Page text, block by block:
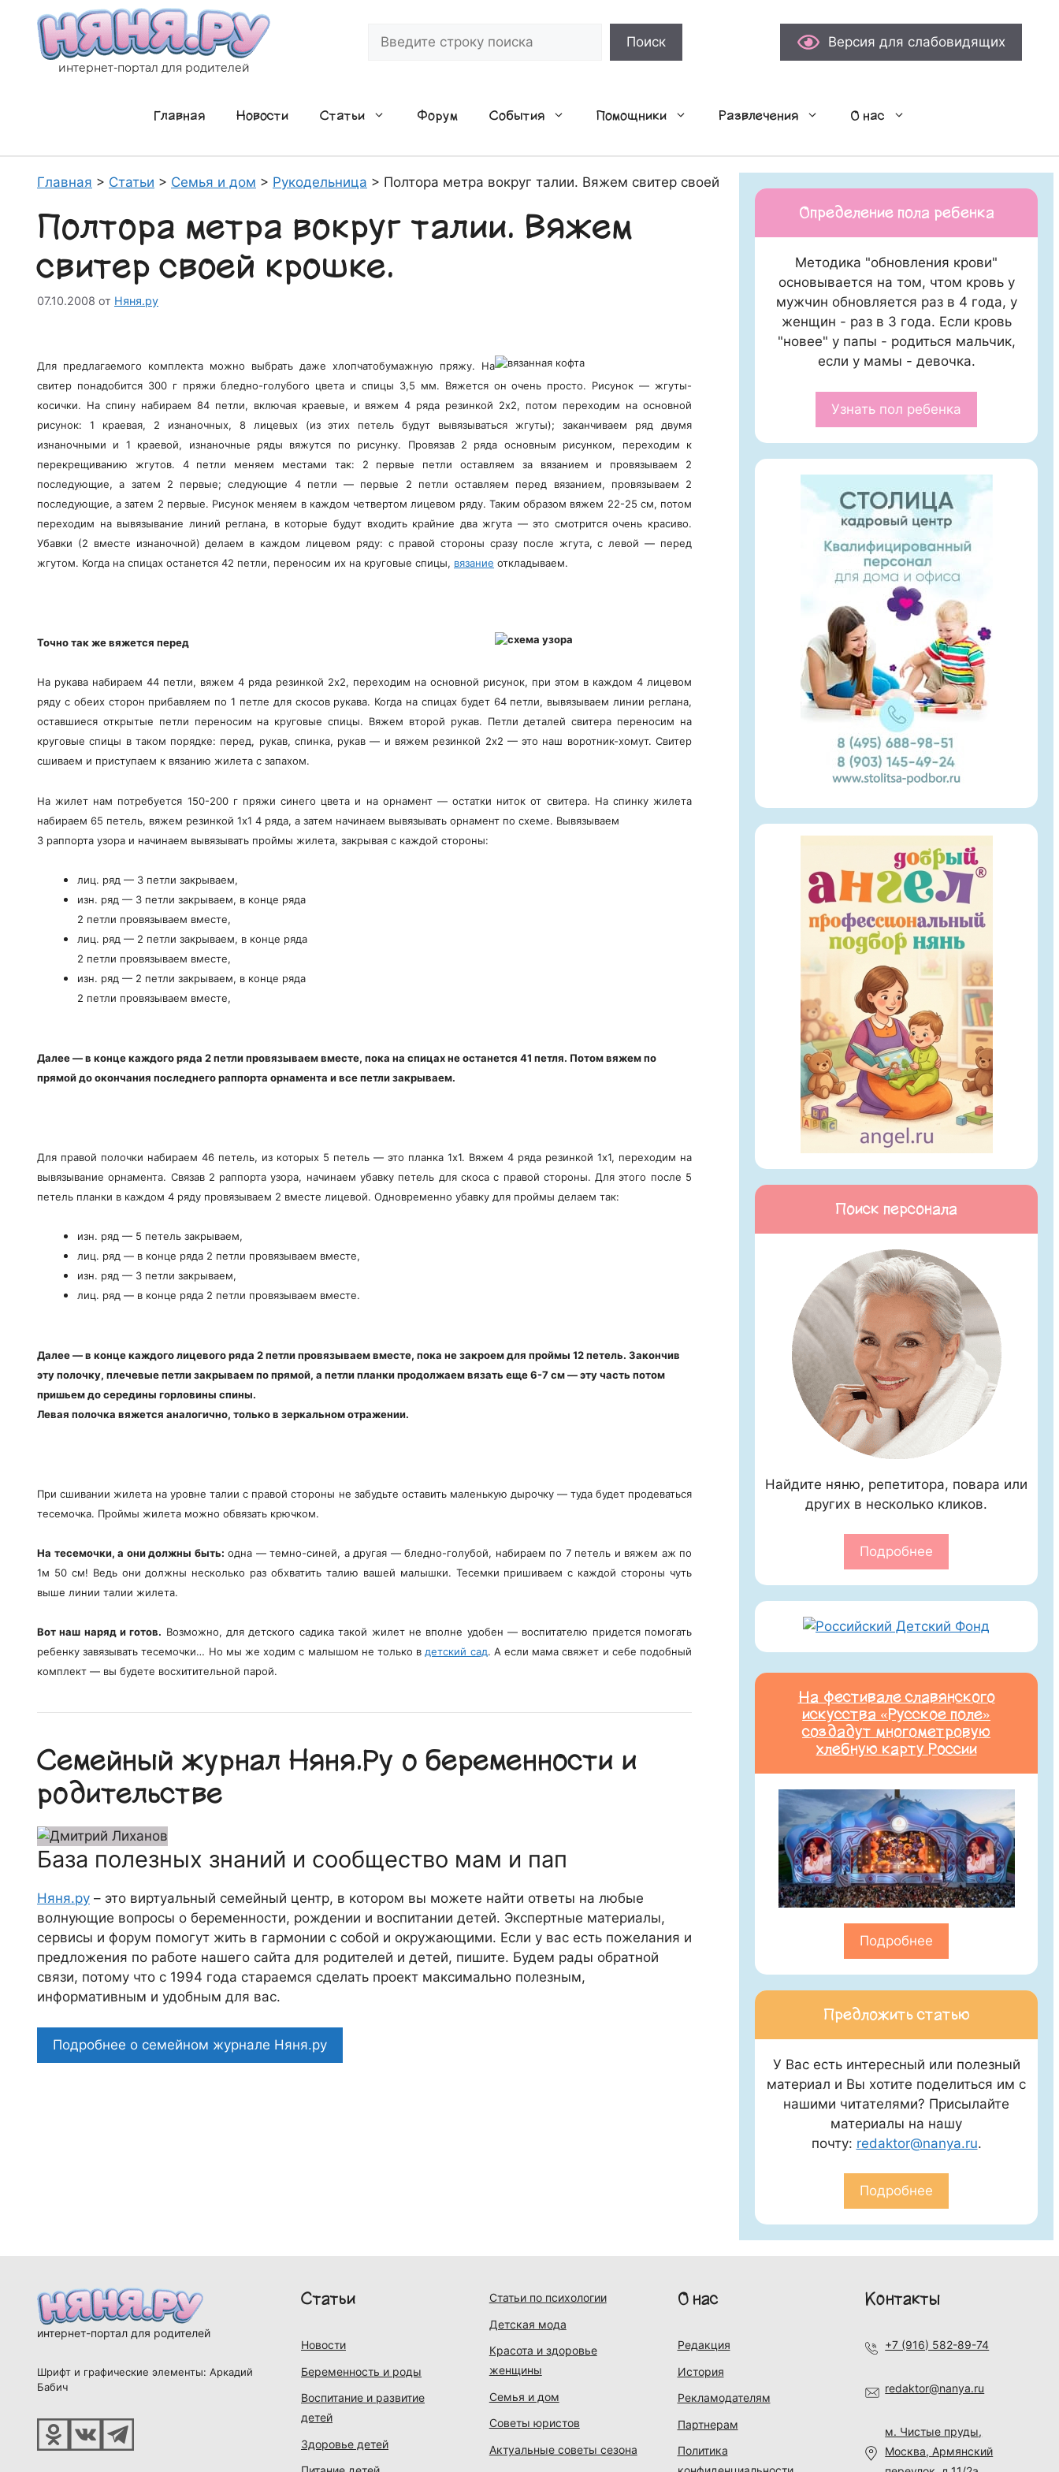
содержимому
интернет-портал для родителей
Поиск Версия для слабовидящих
Главная Новости Статьи Форум События Помощники Развлечения О нас
Главная > Статьи > Семья и дом > Рукодельница > Полтора метра вокруг талии. Вяжем свитер своей крошке.
Полтора метра вокруг талии. Вяжем
свитер своей крошке.
07.10.2008 от Няня.ру
Для предлагаемого комплекта можно выбрать даже хлопчатобумажную пряжу. На
свитер понадобится 300 г пряжи бледно-голубого цвета и спицы 3,5 мм. Вяжется он очень просто. Рисунок — жгуты-
косички. На спину набираем 84 петли, включая краевые, и вяжем 4 ряда резинкой 2х2, потом переходим на основной
рисунок: 1 краевая, 2 изнаночных, 8 лицевых (из этих петель будут вывязываться жгуты); заканчиваем ряд двумя
изнаночными и 1 краевой, изнаночные ряды вяжутся по рисунку. Провязав 2 ряда основным рисунком, переходим к
перекрещиванию жгутов. 4 петли меняем местами так: 2 первые петли оставляем за вязанием и провязываем 2
последующие, а затем 2 первые; следующие 4 петли — первые 2 петли оставляем перед вязанием, провязываем 2
последующие, а затем 2 первые. Рисунок меняем в каждом четвертом лицевом ряду. Таким образом вяжем 22-25 см, потом
переходим на вывязывание линий реглана, в которые будут входить крайние два жгута — это смотрится очень красиво.
Убавки (2 вместе изнаночной) делаем в каждом лицевом ряду: с правой стороны сразу после жгута, с левой — перед
жгутом. Когда на спицах останется 42 петли, переносим их на круговые спицы, вязание откладываем.
Точно так же вяжется перед
На рукава набираем 44 петли, вяжем 4 ряда резинкой 2х2, переходим на основной рисунок, при этом в каждом 4 лицевом
ряду с обеих сторон прибавляем по 1 петле для скосов рукава. Когда на спицах будет 64 петли, вывязываем линии реглана,
оставшиеся открытые петли переносим на круговые спицы. Вяжем второй рукав. Петли деталей свитера переносим на
круговые спицы в таком порядке: перед, рукав, спинка, рукав — и вяжем резинкой 2х2 — это наш воротник-хомут. Свитер
сшиваем и приступаем к вязанию жилета с запахом.
На жилет нам потребуется 150-200 г пряжи синего цвета и на орнамент — остатки ниток от свитера. На спинку жилета
набираем 65 петель, вяжем резинкой 1х1 4 ряда, а затем начинаем вывязывать орнамент по схеме. Вывязываем
3 раппорта узора и начинаем вывязывать проймы жилета, закрывая с каждой стороны:
лиц. ряд — 3 петли закрываем,
изн. ряд — 3 петли закрываем, в конце ряда
2 петли провязываем вместе,
лиц. ряд — 2 петли закрываем, в конце ряда
2 петли провязываем вместе,
изн. ряд — 2 петли закрываем, в конце ряда
2 петли провязываем вместе,
Далее — в конце каждого ряда 2 петли провязываем вместе, пока на спицах не останется 41 петля. Потом вяжем по
прямой до окончания последнего раппорта орнамента и все петли закрываем.
Для правой полочки набираем 46 петель, из которых 5 петель — это планка 1х1. Вяжем 4 ряда резинкой 1х1, переходим на
вывязывание орнамента. Связав 2 раппорта узора, начинаем убавку петель для скоса с правой стороны. Для этого после 5
петель планки в каждом 4 ряду провязываем 2 вместе лицевой. Одновременно убавку для проймы делаем так:
изн. ряд — 5 петель закрываем,
лиц. ряд — в конце ряда 2 петли провязываем вместе,
изн. ряд — 3 петли закрываем,
лиц. ряд — в конце ряда 2 петли провязываем вместе.
Далее — в конце каждого лицевого ряда 2 петли провязываем вместе, пока не закроем для проймы 12 петель. Закончив
эту полочку, плечевые петли закрываем по прямой, а петли планки продолжаем вязать еще 6-7 см — эту часть потом
пришьем до середины горловины спины.
Левая полочка вяжется аналогично, только в зеркальном отражении.
При сшивании жилета на уровне талии с правой стороны не забудьте оставить маленькую дырочку — туда будет продеваться
тесемочка. Проймы жилета можно обвязать крючком.
На тесемочки, а они должны быть: одна — темно-синей, а другая — бледно-голубой, набираем по 7 петель и вяжем аж по
1м 50 см! Ведь они должны несколько раз обхватить талию вашей малышки. Тесемки пришиваем с каждой стороны чуть
выше линии талии жилета.
Вот наш наряд и готов. Возможно, для детского садика такой жилет не вполне удобен — воспитателю придется помогать
ребенку завязывать тесемочки… Но мы же ходим с малышом не только вдетский сад. А если мама свяжет и себе подобный
комплект — вы будете восхитительной парой.
Семейный журнал Няня.Ру о беременности и
родительстве
База полезных знаний и сообщество мам и пап
Няня.ру – это виртуальный семейный центр, в котором вы можете найти ответы на любые
волнующие вопросы о беременности, рождении и воспитании детей. Экспертные материалы,
сервисы и форум помогут жить в гармонии с собой и окружающими. Если у вас есть пожелания и
предложения по работе нашего сайта для родителей и детей, пишите. Будем рады обратной
связи, потому что c 1994 года стараемся сделать проект максимально полезным,
информативным и удобным для вас.
Подробнее о семейном журнале Няня.ру
Определение пола ребенка
Методика "обновления крови"
основывается на том, чтом кровь у
мужчин обновляется раз в 4 года, у
женщин - раз в 3 года. Если кровь
"новее" у папы - родиться мальчик,
если у мамы - девочка.
Узнать пол ребенка
Поиск персонала
Найдите няню, репетитора, повара или
других в несколько кликов.
Подробнее
На фестивале славянского
искусства «Русское поле»
создадут многометровую
хлебную карту России
Подробнее
Предложить статью
У Вас есть интересный или полезный
материал и Вы хотите поделиться им с
нашими читателями? Присылайте
материалы на нашу
почту: redaktor@nanya.ru.
Подробнее
интернет-портал для родителей
Шрифт и графические элементы: Аркадий
Бабич
Статьи
Новости
Беременность и роды
Воспитание и развитие
детей
Здоровье детей
Статьи по психологии
Детская мода
Красота и здоровье
женщины
Семья и дом
Советы юристов
Актуальные советы сезона
О нас
Редакция
История
Рекламодателям
Партнерам
Политика
Контакты
+7 (916) 582-89-74
redaktor@nanya.ru
м. Чистые пруды,
Москва, Армянский